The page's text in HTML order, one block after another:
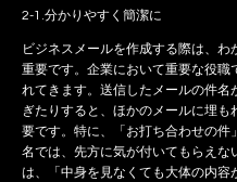
2-1.分かりやすく簡潔に
ビジネスメールを作成する際は、
重要です。企業において重要な役職
れてきます。送信したメールの件
ぎたりすると、ほかのメールに埋
要です。特に、「お打ち合わせの
名では、先方に気が付いてもらえ
は、「中身を見なくても大体の内容